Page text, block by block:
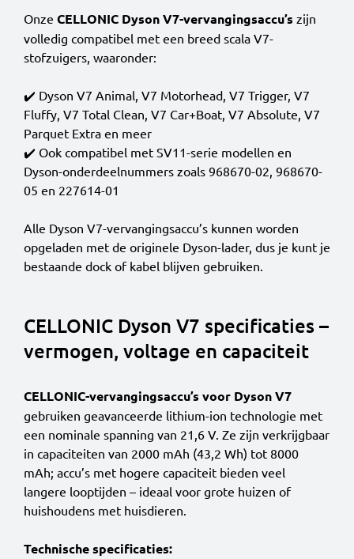
Onze CELLONIC Dyson V7-vervangingsaccu’s zijn
volledig compatibel met een breed scala V7-
stofzuigers, waaronder:
✔️ Dyson V7 Animal, V7 Motorhead, V7 Trigger, V7
Fluffy, V7 Total Clean, V7 Car+Boat, V7 Absolute, V7
Parquet Extra en meer
✔️ Ook compatibel met SV11-serie modellen en
Dyson-onderdeelnummers zoals 968670-02, 968670-
05 en 227614-01
Alle Dyson V7-vervangingsaccu’s kunnen worden
opgeladen met de originele Dyson-lader, dus je kunt je
bestaande dock of kabel blijven gebruiken.
CELLONIC Dyson V7 specificaties –
vermogen, voltage en capaciteit
CELLONIC-vervangingsaccu’s voor Dyson V7
gebruiken geavanceerde lithium-ion technologie met
een nominale spanning van 21,6 V. Ze zijn verkrijgbaar
in capaciteiten van 2000 mAh (43,2 Wh) tot 8000
mAh; accu’s met hogere capaciteit bieden veel
langere looptijden – ideaal voor grote huizen of
huishoudens met huisdieren.
Technische specificaties: